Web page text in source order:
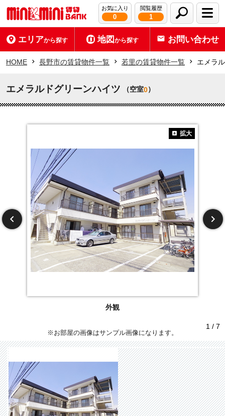
お気に入り
0
閲覧履歴
1
エリアから探す 地図から探す お問い合わせ
HOME 長野市の賃貸物件一覧 若里の賃貸物件一覧 エメラ
エメラルドグリーンハイツ （空室0）
外観
拡大
1 / 7
※お部屋の画像はサンプル画像になります。